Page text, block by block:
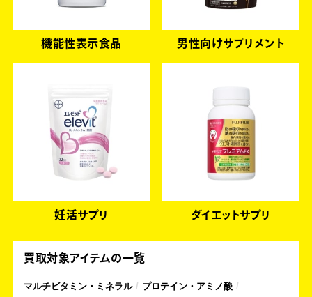
機能性表示食品 男性向けサプリメント
妊活サプリ ダイエットサプリ
買取対象アイテムの一覧
マルチビタミン・ミネラル
プロテイン・アミノ酸